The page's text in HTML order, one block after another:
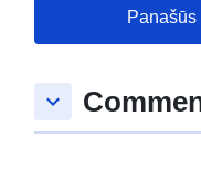
periodiškumas:
keyboard_arrow_down